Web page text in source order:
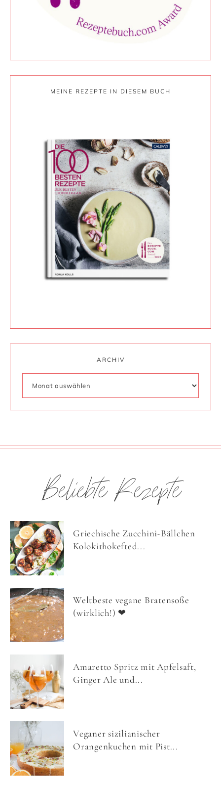
MEINE REZEPTE IN DIESEM BUCH
ARCHIV
Beliebte Rezepte
Griechische Zucchini-Bällchen
Kolokithokefted...
Weltbeste vegane Bratensoße
(wirklich!) ❤
Amaretto Spritz mit Apfelsaft,
Ginger Ale und...
Veganer sizilianischer
Orangenkuchen mit Pist...